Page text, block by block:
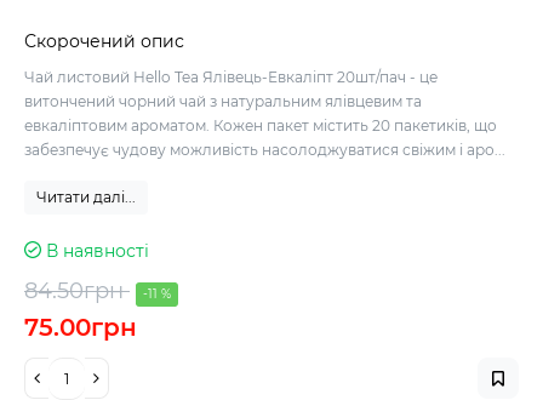
Скорочений опис
Чай листовий Hello Tea Ялівець-Евкаліпт 20шт/пач - це
витончений чорний чай з натуральним ялівцевим та
евкаліптовим ароматом. Кожен пакет містить 20 пакетиків, що
забезпечує чудову можливість насолоджуватися свіжим і аро...
Читати далі...
В наявності
84.50грн -11 %
75.00грн